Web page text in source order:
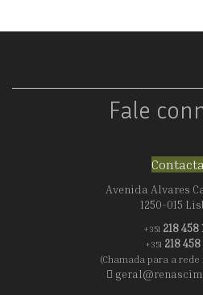
Fale
Avenida Alvares
1250-015
+351 218 458
+351 218 458
(Chamada para a